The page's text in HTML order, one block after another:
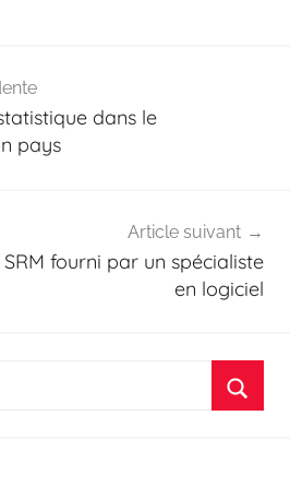
dans le
pays
Article suivant
fourni par un spécialiste
en logiciel